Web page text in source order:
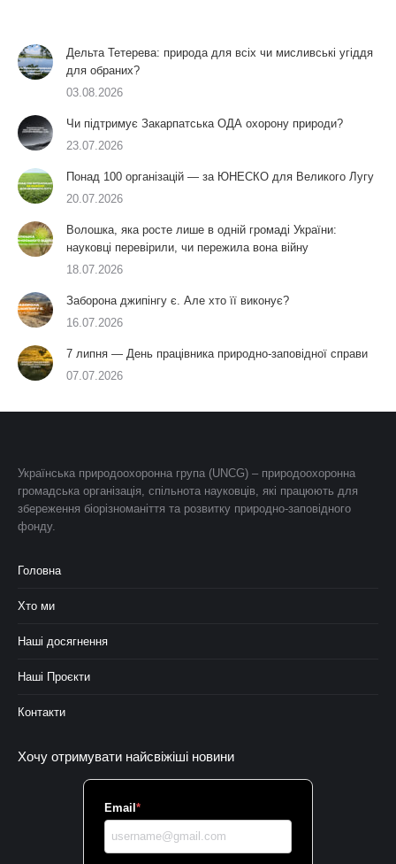
Дельта Тетерева: природа для всіх чи мисливські угіддя
для обраних?
03.08.2026
Чи підтримує Закарпатська ОДА охорону природи?
23.07.2026
Понад 100 організацій — за ЮНЕСКО для Великого Лугу
20.07.2026
Волошка, яка росте лише в одній громаді України:
науковці перевірили, чи пережила вона війну
18.07.2026
Заборона джипінгу є. Але хто її виконує?
16.07.2026
7 липня — День працівника природно-заповідної справи
07.07.2026
Українська природоохоронна група (UNCG) – природоохоронна
громадська організація, спільнота науковців, які працюють для
збереження біорізноманіття та розвитку природно-заповідного
фонду.
Головна
Хто ми
Наші досягнення
Наші Проєкти
Контакти
Хочу отримувати найсвіжіші новини
Email *